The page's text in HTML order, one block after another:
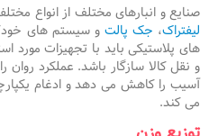
صنایع و انبارهای مختلف از انواع
لیفتراک، جک پالت و سیستم های
های پلاستیکی باید با تجهیزات مورد
و نقل کالا سازگار باشد. عملکرد
آسیب را کاهش می دهد و ادغام
می کند.